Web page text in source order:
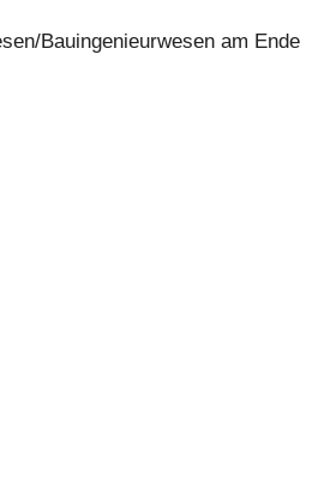
Bauingenieurwesen am Ende